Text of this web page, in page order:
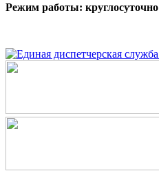
Режим работы: круглосуточно